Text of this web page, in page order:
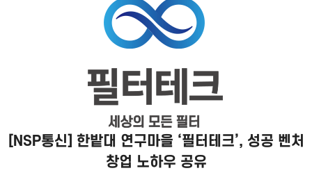
[NSP통신] 한밭대 연구마을 ‘필터테크’, 성공 벤처
창업 노하우 공유